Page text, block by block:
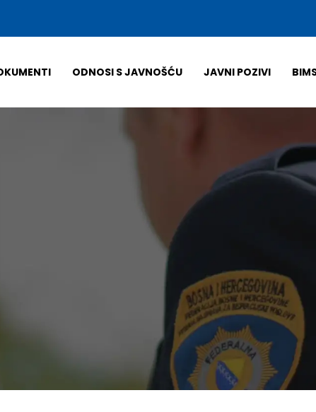
ODNOSI S JAVNOŠĆU JAVNI POZIVI